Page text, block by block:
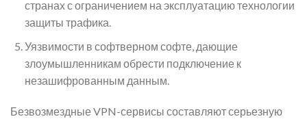
странах с ограничением на эксплуатацию технологии
защиты трафика.
Уязвимости в софтверном софте, дающие
злоумышленникам обрести подключение к
незашифрованным данным.
Безвозмездные VPN-сервисы составляют серьезную